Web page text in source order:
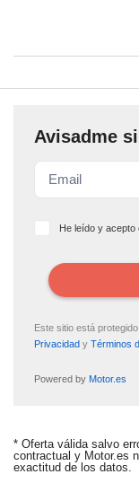
Avisadme
He leído y acepto
Este sitio está
Privacidad y Términos
Powered by Motor.es
ALERTA
Te avisaremos si el
* Oferta válida salvo
contractual y Motor.es
exactitud de los datos.